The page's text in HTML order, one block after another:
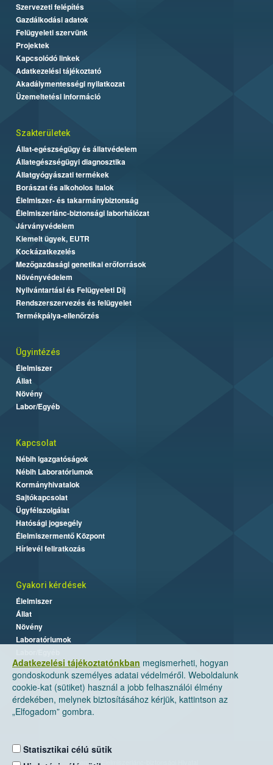
Adatkezelési tájékoztatónkban megismerheti, hogyan
gondoskodunk személyes adatai védelméről. Weboldalunk
cookie-kat (sütiket) használ a jobb felhasználói élmény
érdekében, melynek biztosításához kérjük, kattintson az
„Elfogadom” gombra.
Statisztikai célú sütik
Szervezeti felépítés
Gazdálkodási adatok
Felügyeleti szervünk
Projektek
Kapcsolódó linkek
Adatkezelési tájékoztató
Akadálymentességi nyilatkozat
Üzemeltetési információ
Szakterületek
Állat-egészségügy és állatvédelem
Állategészségügyi diagnosztika
Állatgyógyászati termékek
Borászat és alkoholos italok
Élelmiszer- és takarmánybiztonság
Élelmiszerlánc-biztonsági laborhálózat
Járványvédelem
Kiemelt ügyek, EUTR
Kockázatkezelés
Mezőgazdasági genetikai erőforrások
Növényvédelem
Nyilvántartási és Felügyeleti Díj
Rendszerszervezés és felügyelet
Termékpálya-ellenőrzés
Ügyintézés
Élelmiszer
Állat
Növény
Labor/Egyéb
Kapcsolat
Nébih Igazgatóságok
Nébih Laboratóriumok
Kormányhivatalok
Sajtókapcsolat
Ügyfélszolgálat
Hatósági jogsegély
Élelmiszermentő Központ
Hírlevél feliratkozás
Gyakori kérdések
Élelmiszer
Állat
Növény
Laboratóriumok
Nemzeti Élelmiszerlánc-biztonsági Hivatal